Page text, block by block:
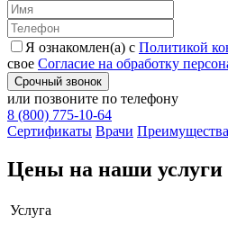
Я ознакомлен(а) с Политикой
свое Согласие на обработку
Срочный звонок
или позвоните по телефону
8 (800) 775-10-64
Cертификаты Врачи Преимущества
Цены на наши услуги
Услуга